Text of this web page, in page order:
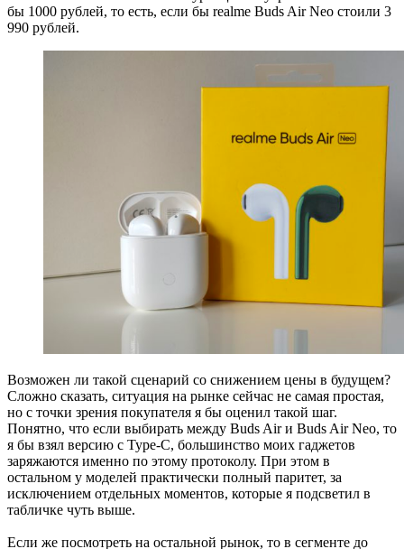
бы 1000 рублей, то есть, если бы realme Buds Air Neo стоили 3
990 рублей.
Возможен ли такой сценарий со снижением цены в будущем?
Сложно сказать, ситуация на рынке сейчас не самая простая,
но с точки зрения покупателя я бы оценил такой шаг.
Понятно, что если выбирать между Buds Air и Buds Air Neo, то
я бы взял версию с Type-C, большинство моих гаджетов
заряжаются именно по этому протоколу. При этом в
остальном у моделей практически полный паритет, за
исключением отдельных моментов, которые я подсветил в
табличке чуть выше.
Если же посмотреть на остальной рынок, то в сегменте до